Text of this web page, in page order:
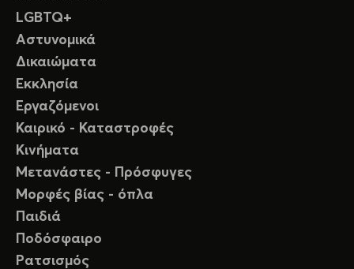
LGBTQ+
Αστυνομικά
Δικαιώματα
Εκκλησία
Εργαζόμενοι
Καιρικό - Καταστροφές
Κινήματα
Μετανάστες - Πρόσφυγες
Μορφές βίας - όπλα
Παιδιά
Ποδόσφαιρο
Ρατσισμός